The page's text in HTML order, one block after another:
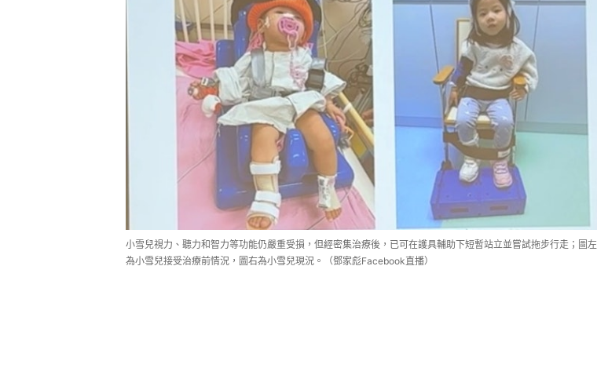
小雪兒視力、聽力和智力等功能仍嚴重受損，但經密集治療後，已可在護具輔助下短暫站立並嘗試拖步行走；圖左
為小雪兒接受治療前情況，圖右為小雪兒現況。（鄧家彪Facebook直播）